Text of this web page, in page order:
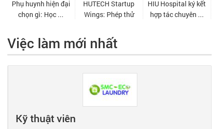
Việc làm mới nhất
Kỹ thuật viên